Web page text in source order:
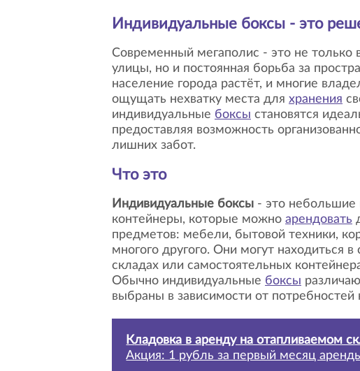
Индивидуальные боксы - это
Современный мегаполис - это не только высокие дома и бурлящие
улицы, но и постоянная борьба за
население города растёт, и многие
ощущать нехватку места для хранения
индивидуальные боксы становятся
предоставляя возможность
лишних забот.
Что это
Индивидуальные боксы - это
контейнеры, которые можно арендовать
предметов: мебели, бытовой техники,
многого другого. Они могут находиться
складах или самостоятельных
Обычно индивидуальные боксы
выбраны в зависимости от потребностей
Кладовка в аренду на отапливаемом
Акция: 1 рубль за первый месяц